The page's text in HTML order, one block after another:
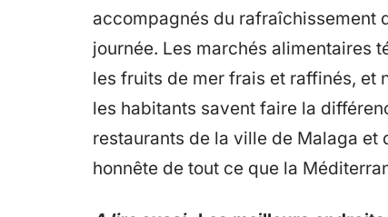
accompagnés du rafraîchissement
journée. Les marchés alimentaires
les fruits de mer frais et raffinés, et
les habitants savent faire la
restaurants de la ville de Malaga et
honnête de tout ce que la